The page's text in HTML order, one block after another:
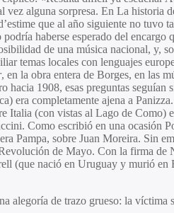
vez alguna sorpresa. En La
que al año siguiente no tuvo
haberse esperado del
de una música nacional, y,
temas locales con lenguajes
, en la obra entera de Borges, en las
hacia 1908, esas preguntas seguían
era completamente ajena a
Italia (con vistas al Lago de
Como escribió en una ocasión
Pampa, sobre Juan Moreira. Sin
de Mayo. Con la firma
(que nació en Uruguay y murió en
alegoría de trazo grueso: la